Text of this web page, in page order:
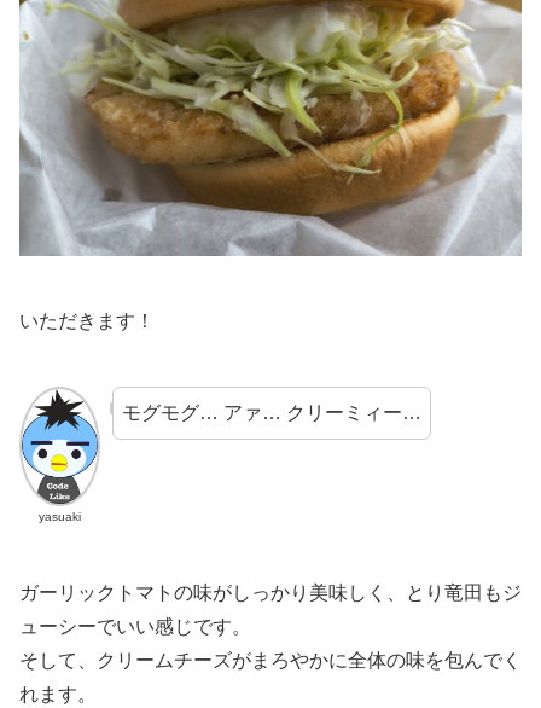
いただきます！
yasuaki
モグモグ… アァ… クリーミィー…
ガーリックトマトの味がしっかり美味しく、とり竜田もジ
ューシーでいい感じです。
そして、クリームチーズがまろやかに全体の味を包んでく
れます。